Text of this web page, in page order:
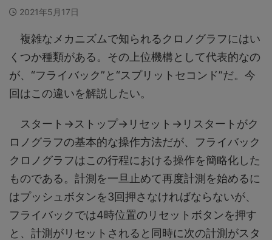
2021年5月17日
複雑なメカニズムで知られるクロノグラフにはい
くつか種類がある。その上位機構として代表的なの
が、“フライバック”と“スプリットセコンド”だ。今
回はこの違いを解説したい。
スタート→ストップ→リセット→リスタートがク
ロノグラフの基本的な操作方法だが、フライバック
クロノグラフはこの行程における操作を簡略化した
ものである。計測を一旦止めて再度計測を始めるに
はプッシュボタンを3回押さなければならないが、
フライバックでは4時位置のリセットボタンを押す
と、計測がリセットされると同時に次の計測がスタ